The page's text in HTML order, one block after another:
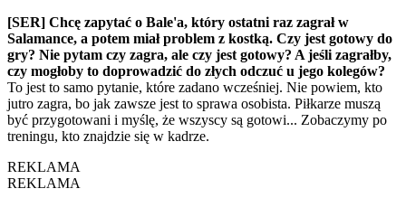
[SER] Chcę zapytać o Bale'a, który ostatni raz zagrał w
Salamance, a potem miał problem z kostką. Czy jest gotowy do
gry? Nie pytam czy zagra, ale czy jest gotowy? A jeśli zagrałby,
czy mogłoby to doprowadzić do złych odczuć u jego kolegów?
To jest to samo pytanie, które zadano wcześniej. Nie powiem, kto
jutro zagra, bo jak zawsze jest to sprawa osobista. Piłkarze muszą
być przygotowani i myślę, że wszyscy są gotowi... Zobaczymy po
treningu, kto znajdzie się w kadrze.
REKLAMA
REKLAMA